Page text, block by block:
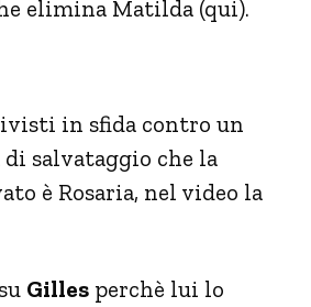
elimina Matilda (qui).
in sfida contro un
salvataggio che la
è Rosaria, nel video la
Gilles perchè lui lo